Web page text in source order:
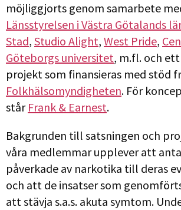
möjliggjorts genom samarbete
Länsstyrelsen i Västra Götalands
Stad, Studio Alight, West Pride,
Göteborgs universitet, m.fl. och
projekt som finansieras med stöd
Folkhälsomyndigheten. För
står Frank & Earnest.
Bakgrunden till satsningen och
våra medlemmar upplever att
påverkade av narkotika till deras
och att de insatser som
att stävja s.a.s. akuta symtom.